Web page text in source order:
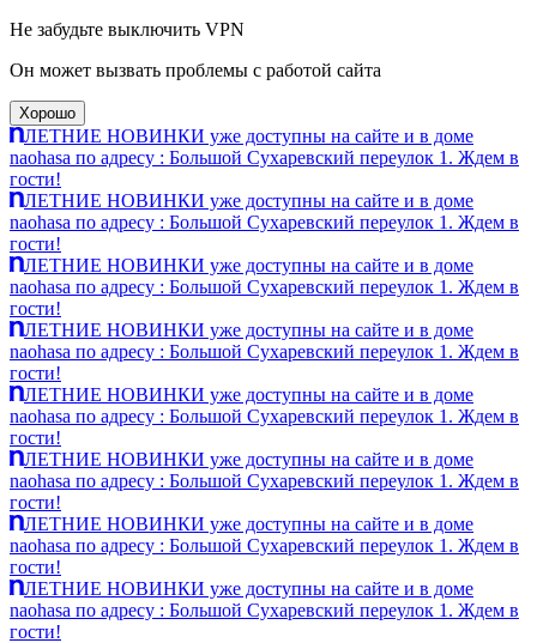
Не забудьте выключить VPN
Он может вызвать проблемы с работой сайта
Хорошо
ЛЕТНИЕ НОВИНКИ уже доступны на сайте и в доме
naohasa по адресу : Большой Сухаревский переулок 1. Ждем в
гости!
ЛЕТНИЕ НОВИНКИ уже доступны на сайте и в доме
naohasa по адресу : Большой Сухаревский переулок 1. Ждем в
гости!
ЛЕТНИЕ НОВИНКИ уже доступны на сайте и в доме
naohasa по адресу : Большой Сухаревский переулок 1. Ждем в
гости!
ЛЕТНИЕ НОВИНКИ уже доступны на сайте и в доме
naohasa по адресу : Большой Сухаревский переулок 1. Ждем в
гости!
ЛЕТНИЕ НОВИНКИ уже доступны на сайте и в доме
naohasa по адресу : Большой Сухаревский переулок 1. Ждем в
гости!
ЛЕТНИЕ НОВИНКИ уже доступны на сайте и в доме
naohasa по адресу : Большой Сухаревский переулок 1. Ждем в
гости!
ЛЕТНИЕ НОВИНКИ уже доступны на сайте и в доме
naohasa по адресу : Большой Сухаревский переулок 1. Ждем в
гости!
ЛЕТНИЕ НОВИНКИ уже доступны на сайте и в доме
naohasa по адресу : Большой Сухаревский переулок 1. Ждем в
гости!